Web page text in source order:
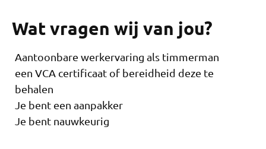
Wat vragen wij van jou?
Aantoonbare werkervaring als timmerman
een VCA certificaat of bereidheid deze te
behalen
Je bent een aanpakker
Je bent nauwkeurig